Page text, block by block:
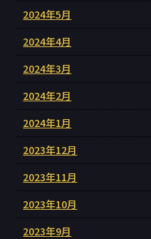
2024年5月
2024年4月
2024年3月
2024年2月
2024年1月
2023年12月
2023年11月
2023年10月
2023年9月